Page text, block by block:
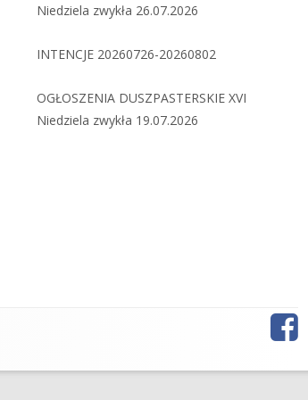
Niedziela zwykła 26.07.2026
INTENCJE 20260726-20260802
OGŁOSZENIA DUSZPASTERSKIE XVI
Niedziela zwykła 19.07.2026